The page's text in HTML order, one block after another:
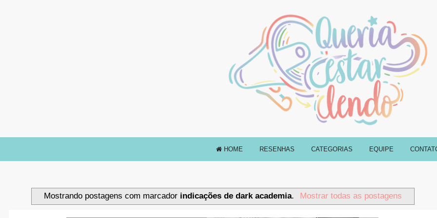
HOME RESENHAS CATEGORIAS EQUIPE
Mostrando postagens com marcador indicações de dark academia. Mostrar todas as postagens